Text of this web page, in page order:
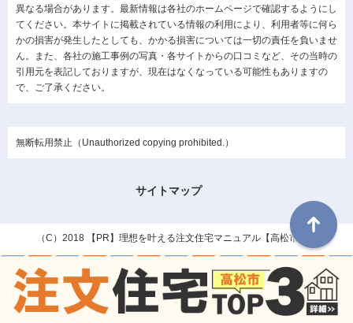
異なる場合があります。最新情報は各社のホームページで確認するようにし
てください。本サイトに掲載されている情報の利用により、利用者等に何ら
かの損害が発生したとしても、かかる損害については一切の責任を負いませ
ん。また、各社の施工事例の写真・各サイトからの口コミなど、その当時の
引用元を表記しておりますが、現在はなくなっている可能性もありますの
で、ご了承ください。
無断転用禁止（Unauthorized copying prohibited.）
（C）2018 理想を叶える注文住宅マニュアル【高松市編】
サイトマップ